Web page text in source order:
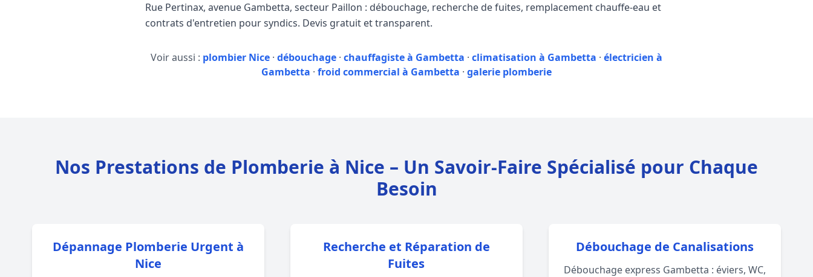
Rue Pertinax, avenue Gambetta, secteur Paillon : débouchage, recherche de fuites, remplacement chauffe-eau et
contrats d'entretien pour syndics. Devis gratuit et transparent.
Voir aussi : plombier Nice · débouchage · chauffagiste à Gambetta · climatisation à Gambetta · électricien à
Gambetta · froid commercial à Gambetta · galerie plomberie
Nos Prestations de Plomberie à Nice – Un Savoir-Faire Spécialisé pour Chaque
Besoin
Dépannage Plomberie Urgent à
Nice
Recherche et Réparation de
Fuites
Débouchage de Canalisations
Débouchage express Gambetta : éviers, WC,